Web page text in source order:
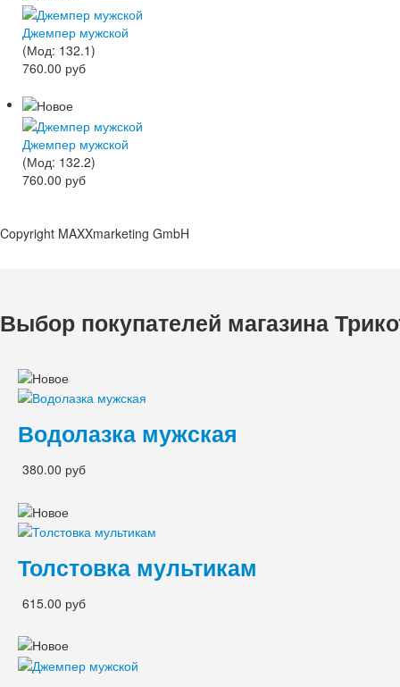
Джемпер мужской
(Мод: 132.1)
760.00 руб
Джемпер мужской
(Мод: 132.2)
760.00 руб
Copyright MAXXmarketing GmbH
Выбор покупателей магазина
Водолазка мужская
380.00 руб
Толстовка мультикам
615.00 руб